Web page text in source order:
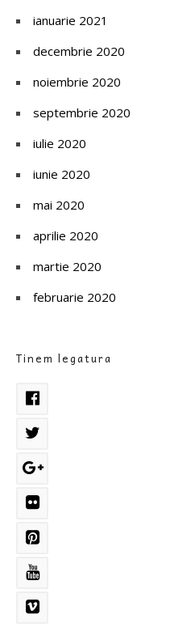
ianuarie 2021
decembrie 2020
noiembrie 2020
septembrie 2020
iulie 2020
iunie 2020
mai 2020
aprilie 2020
martie 2020
februarie 2020
Tinem legatura